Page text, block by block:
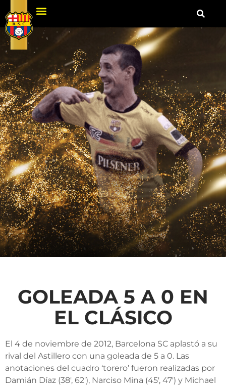
GOLEADA 5 A 0 EN
EL CLÁSICO
El 4 de noviembre de 2012, Barcelona SC aplastó a su
rival del Astillero con una goleada de 5 a 0. Las
anotaciones del cuadro ‘torero’ fueron realizadas por
Damián Díaz (38′, 62′), Narciso Mina (45′, 47′) y Michael